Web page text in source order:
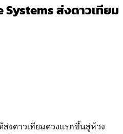
Systems ส่งดาวเทียม
ด้ส่งดาวเทียมดวงแรกขึ้นสู่ห้วง